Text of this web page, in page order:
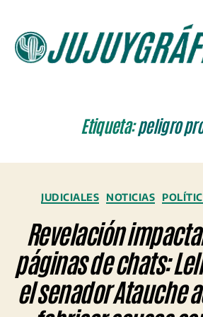
Etiqueta:peligro
JUDICIALES NOTICIAS
Revelación
páginas de chats:
el senador Atauche